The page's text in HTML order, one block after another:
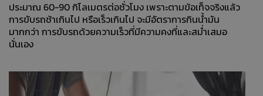
ประมาณ 60-90 กิโลเมตรต่อชั่วโมง เพราะตามข้อเท็จจริงแล้ว
การขับรถช้าเกินไป หรือเร็วเกินไป จะมีอัตราการกินน้ำมัน
มากกว่า การขับรถด้วยความเร็วที่มีความคงที่และสม่ำเสมอ
นั่นเอง